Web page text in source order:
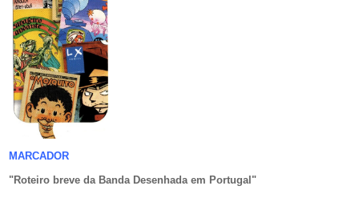
MARCADOR
"Roteiro breve da Banda Desenhada em Portugal "